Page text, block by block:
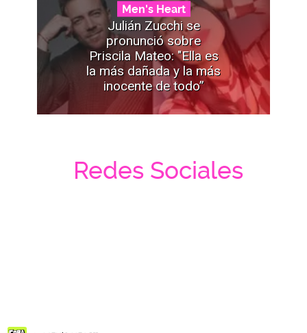
Men's Heart
Julián Zucchi se
pronunció sobre
Priscila Mateo: "Ella es
la más dañada y la más
inocente de todo”
Redes Sociales